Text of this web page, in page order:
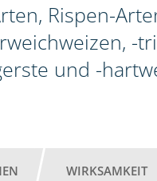
Rispen-
-
und -
WIRKSAMKEIT